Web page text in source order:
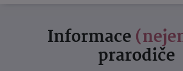
Informace
prarodiče